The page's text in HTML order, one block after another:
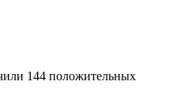
144 положительных